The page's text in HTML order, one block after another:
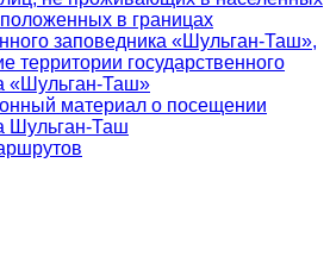
в границах
заповедника «Шульган-Таш»,
территории государственного
«Шульган-Таш»
материал о посещении
Шульган-Таш